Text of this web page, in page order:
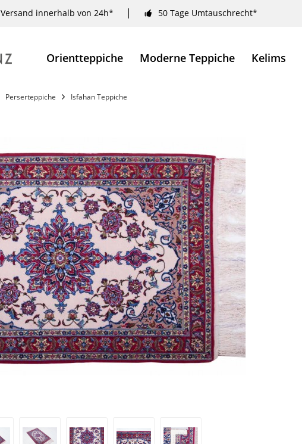
Versand innerhalb von 24h* 50 Tage Umtauschrecht*
Orientteppiche Moderne Teppiche Kelims
Perserteppiche Isfahan Teppiche